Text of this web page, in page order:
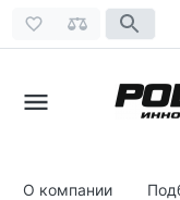
О компании